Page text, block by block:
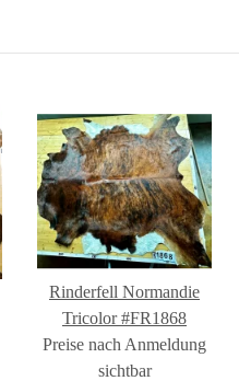
Rinderfell Normandie
Tricolor #FR1868
Preise nach Anmeldung
sichtbar